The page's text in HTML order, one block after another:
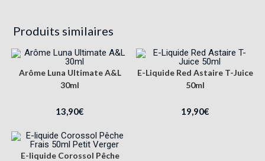
Produits similaires
Arôme Luna Ultimate A&L
30ml
13,90€
E-Liquide Red Astaire T-Juice
50ml
19,90€
E-liquide Corossol Pêche